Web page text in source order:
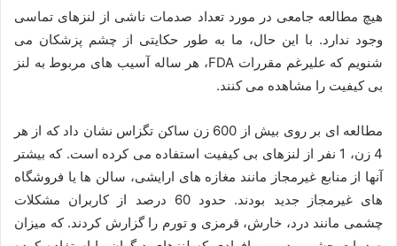
هیچ مطالعه جامعی در مورد تعداد صدمات ناشی از لنزهای تماسی
وجود ندارد. با این حال، ما به طور حکایتی از چشم پزشکان می
شنویم که علیرغم مقررات FDA، هر ساله آسیب های مربوط به لنز
بی کیفیت را مشاهده می کنند.
مطالعه ای بر روی بیش از 600 زن ساکن تگزاس نشان داد که از هر
4 زن، 1 نفر از لنزهای بی کیفیت استفاده می کرده است. که بیشتر
آنها از منابع غیرمجاز مانند مغازه های ارایشی، سالن ها یا فروشگاه
های غیرمجاز جدید بودند. حدود 60 درصد از کاربران مشکلات
چشمی مانند درد، خارش، قرمزی و تورم را گزارش کردند. که میزان